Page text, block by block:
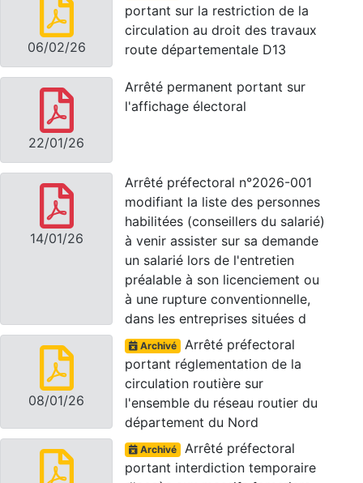
06/02/26
portant sur la restriction de la
circulation au droit des travaux
route départementale D13
22/01/26
Arrêté permanent portant sur
l'affichage électoral
14/01/26
Arrêté préfectoral n°2026-001
modifiant la liste des personnes
habilitées (conseillers du salarié)
à venir assister sur sa demande
un salarié lors de l'entretien
préalable à son licenciement ou
à une rupture conventionnelle,
dans les entreprises situées d
08/01/26
Archivé Arrêté préfectoral
portant réglementation de la
circulation routière sur
l'ensemble du réseau routier du
département du Nord
Archivé Arrêté préfectoral
portant interdiction temporaire